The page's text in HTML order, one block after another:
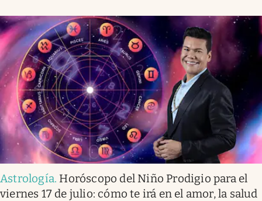
Astrología. Horóscopo del Niño Prodigio para el
viernes 17 de julio: cómo te irá en el amor, la salud